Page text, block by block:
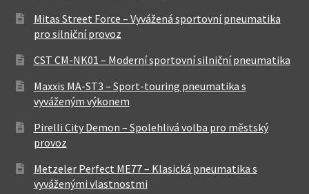
Mitas Street Force – Vyvážená sportovní pneumatika
pro silniční provoz
CST CM-NK01 – Moderní sportovní silniční pneumatika
Maxxis MA-ST3 – Sport-touring pneumatika s
vyváženým výkonem
Pirelli City Demon – Spolehlivá volba pro městský
provoz
Metzeler Perfect ME77 – Klasická pneumatika s
vyváženými vlastnostmi